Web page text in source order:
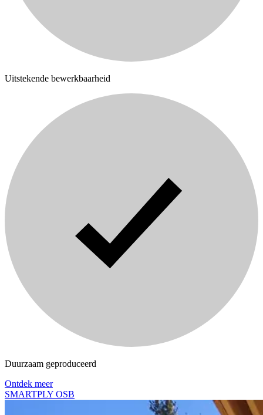
Uitstekende bewerkbaarheid
Duurzaam geproduceerd
Ontdek meer
SMARTPLY OSB